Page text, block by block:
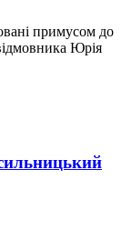
примусом до
Юрія